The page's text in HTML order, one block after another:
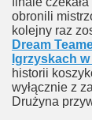
obronili
kolejny raz
Dream
Igrzyskach
historii
wyłącznie z
Drużyna